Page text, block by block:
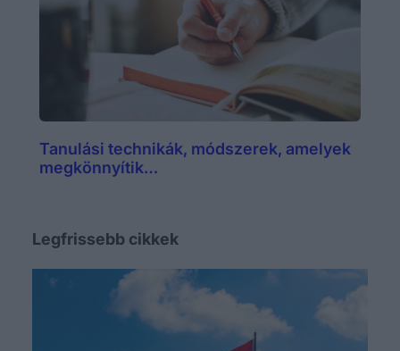
Tanulási technikák, módszerek, amelyek
megkönnyítik…
Legfrissebb cikkek